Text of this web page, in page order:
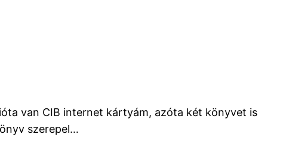
van CIB internet kártyám, azóta két könyvet is
szerepel…